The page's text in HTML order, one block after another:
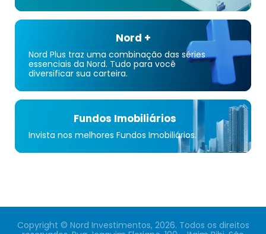
Nord +
Nord Plus traz uma combinação das séries
essenciais da Nord. Tudo para você
diversificar sua carteira.
Fundos Imobiliários
Invista nos melhores Fundos Imobiliários.
Copyright © Nord Investimentos, 2026. Todos os direitos